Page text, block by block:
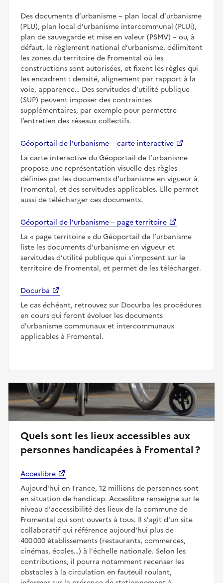
Des documents d’urbanisme – plan local d’urbanisme
(PLU), plan local d’urbanisme intercommunal (PLUi),
plan de sauvegarde et mise en valeur (PSMV) – ou, à
défaut, le règlement national d’urbanisme, délimitent
les zones du territoire de Fromental où les
constructions sont autorisées, et fixent les règles qui
les encadrent : densité, alignement par rapport à la
voie, apparence… Des servitudes d’utilité publique
(SUP) peuvent imposer des contraintes
supplémentaires, par exemple pour permettre
l’entretien des réseaux collectifs.
Géoportail de l’urbanisme – carte interactive
La carte interactive du Géoportail de l’urbanisme
propose une représentation visuelle des règles
définies par les documents d’urbanisme en vigueur à
Fromental, et des servitudes applicables. Elle permet
aussi de télécharger ces documents.
Géoportail de l’urbanisme – page territoire
La
page territoire
du Géoportail de l’urbanisme
liste les documents d’urbanisme en vigueur et
servitudes d’utilité publique qui s’imposent sur le
territoire de Fromental, et permet de les télécharger.
Docurba
Le cas échéant, retrouvez sur Docurba les procédures
en cours qui feront évoluer les documents
d'urbanisme communaux et intercommunaux
applicables à Fromental.
Quels sont les lieux accessibles aux
personnes handicapées à Fromental ?
Acceslibre
Aujourd'hui en France, 12 millions de personnes sont
en situation de handicap. Acceslibre renseigne sur le
niveau d'accessibilité des lieux de la commune de
Fromental qui sont ouverts à tous. Il s'agit d'un site
collaboratif qui référence aujourd'hui plus de
400 000 établissements (restaurants, commerces,
cinémas, écoles…) à l'échelle nationale. Selon les
contributions, il pourra notamment recenser les
obstacles à la circulation en fauteuil roulant,